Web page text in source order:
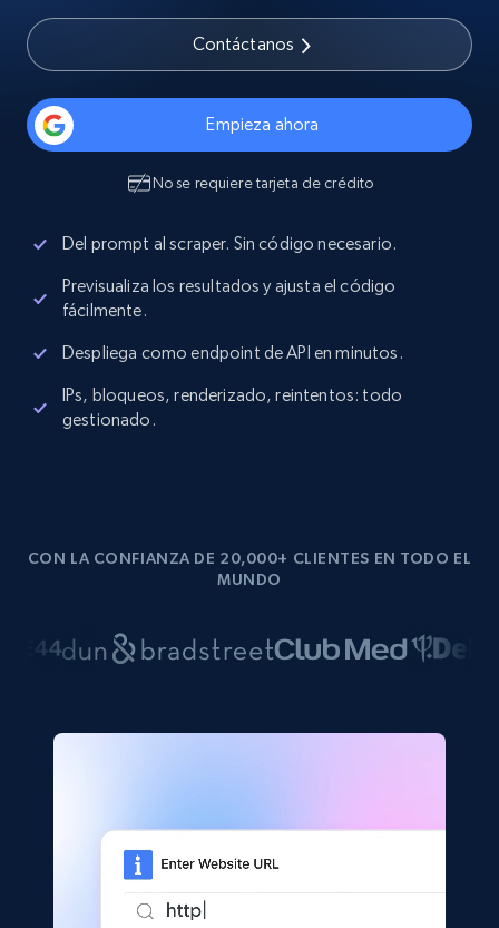
Contáctanos
Empieza ahora
No se requiere tarjeta de crédito
Del prompt al scraper. Sin código necesario.
Previsualiza los resultados y ajusta el código
fácilmente.
Despliega como endpoint de API en minutos.
IPs, bloqueos, renderizado, reintentos: todo
gestionado.
CON LA CONFIANZA DE 20,000+ CLIENTES EN TODO EL
MUNDO